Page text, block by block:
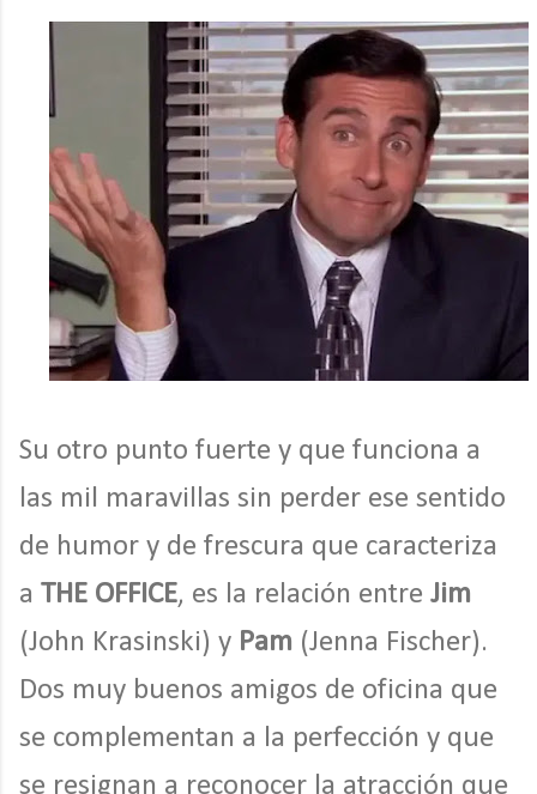
Su otro punto fuerte y que funciona a
las mil maravillas sin perder ese sentido
de humor y de frescura que caracteriza
a THE OFFICE, es la relación entre Jim
(John Krasinski) y Pam (Jenna Fischer).
Dos muy buenos amigos de oficina que
se complementan a la perfección y que
se resignan a reconocer la atracción que